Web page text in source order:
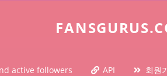
active followers API 회원